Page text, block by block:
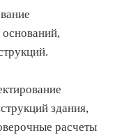
здания,
расчеты